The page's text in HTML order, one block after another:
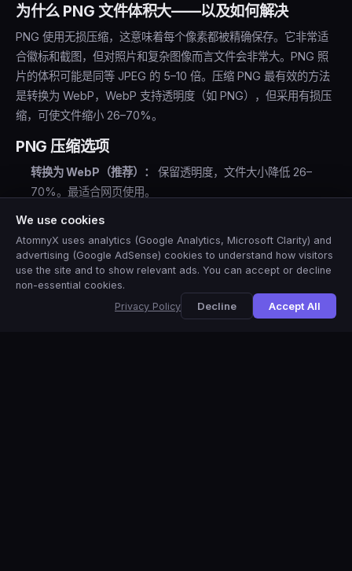
为什么 PNG 文件体积大——以及如何解决
PNG 使用无损压缩，这意味着每个像素都被精确保存。它非常适
合徽标和截图，但对照片和复杂图像而言文件会非常大。PNG 照
片的体积可能是同等 JPEG 的 5–10 倍。压缩 PNG 最有效的方法
是转换为 WebP，WebP 支持透明度（如 PNG），但采用有损压
缩，可使文件缩小 26–70%。
PNG 压缩选项
转换为 WebP（推荐）：
保留透明度，文件大小降低 26–
70%。最适合网页使用。
重新编码为 PNG：浏览器的 PNG 编码器可能产生略有不同的
大小。结果会有差异——有时更小，有时不变。不建议作为主
要压缩方案。
何时在文件体积较大时仍保留 PNG
We use cookies
AtomnyX uses analytics (Google Analytics, Microsoft Clarity) and
advertising (Google AdSense) cookies to understand how visitors
use the site and to show relevant ads. You can accept or decline
non-essential cookies.
Privacy Policy
Decline Accept All
View this site in English Yes No, thanks